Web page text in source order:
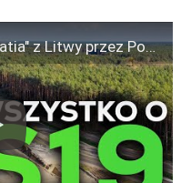
Omówienie drogi "Via Carpatia" z Litwy przez Polskę, Słowację, Węgry, Rumunię, Bułgarię do Grecji